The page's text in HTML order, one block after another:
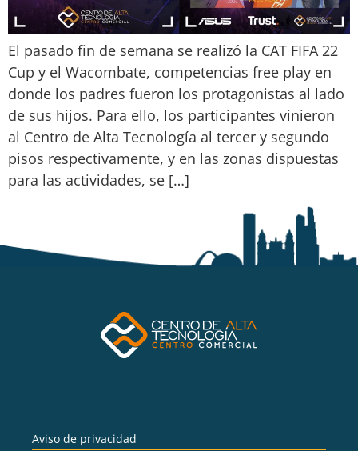
El pasado fin de semana se realizó la CAT FIFA 22
Cup y el Wacombate, competencias free play en
donde los padres fueron los protagonistas al lado
de sus hijos. Para ello, los participantes vinieron
al Centro de Alta Tecnología al tercer y segundo
pisos respectivamente, y en las zonas dispuestas
para las actividades, se […]
Aviso de privacidad